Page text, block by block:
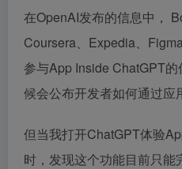
在OpenAI发布的信息中，
Coursera、Expedia、
参与App Inside ChatGPT
候会公布开发者如何通过应
但当我打开ChatGPT体验
时，发现这个功能目前只能